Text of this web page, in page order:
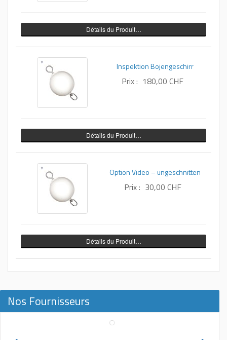
Détails du Produit…
Inspektion Bojengeschirr
Prix : 180,00 CHF
Détails du Produit…
Option Video – ungeschnitten
Prix : 30,00 CHF
Détails du Produit…
Nos Fournisseurs